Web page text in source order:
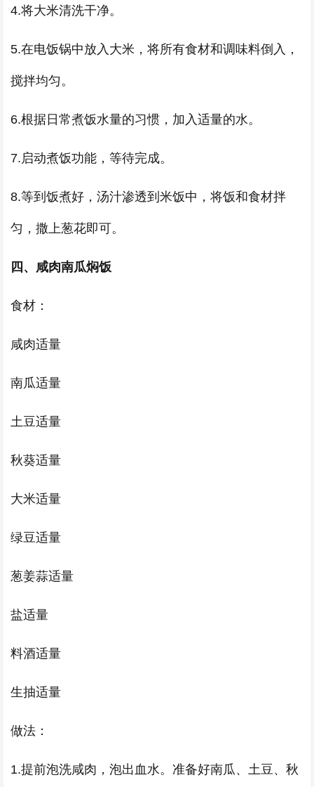
4.将大米清洗干净。
5.在电饭锅中放入大米，将所有食材和调味料倒入，
搅拌均匀。
6.根据日常煮饭水量的习惯，加入适量的水。
7.启动煮饭功能，等待完成。
8.等到饭煮好，汤汁渗透到米饭中，将饭和食材拌
匀，撒上葱花即可。
四、咸肉南瓜焖饭
食材：
咸肉适量
南瓜适量
土豆适量
秋葵适量
大米适量
绿豆适量
葱姜蒜适量
盐适量
料酒适量
生抽适量
做法：
1.提前泡洗咸肉，泡出血水。准备好南瓜、土豆、秋